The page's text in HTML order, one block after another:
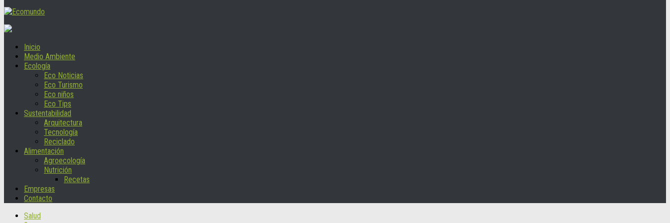
Inicio
Medio Ambiente
Ecología
Eco Noticias
Eco Turismo
Eco niños
Eco Tips
Sustentabilidad
Arquitectura
Tecnología
Reciclado
Alimentación
Agroecología
Nutrición
Recetas
Empresas
Contacto
Salud